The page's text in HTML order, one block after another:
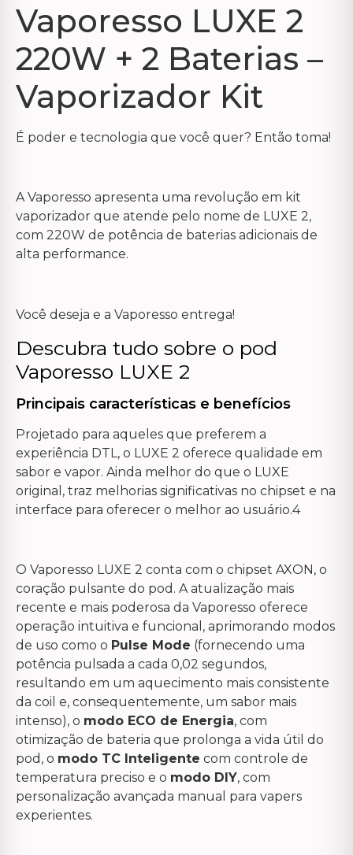
Vaporesso LUXE 2
220W + 2 Baterias –
Vaporizador Kit
É poder e tecnologia que você quer? Então toma!
A Vaporesso apresenta uma revolução em kit
vaporizador que atende pelo nome de LUXE 2,
com 220W de potência de baterias adicionais de
alta performance.
Você deseja e a Vaporesso entrega!
Descubra tudo sobre o pod
Vaporesso LUXE 2
Principais características e benefícios
Projetado para aqueles que preferem a
experiência DTL, o LUXE 2 oferece qualidade em
sabor e vapor. Ainda melhor do que o LUXE
original, traz melhorias significativas no chipset e na
interface para oferecer o melhor ao usuário.4
O Vaporesso LUXE 2 conta com o chipset AXON, o
coração pulsante do pod. A atualização mais
recente e mais poderosa da Vaporesso oferece
operação intuitiva e funcional, aprimorando modos
de uso como o Pulse Mode (fornecendo uma
potência pulsada a cada 0,02 segundos,
resultando em um aquecimento mais consistente
da coil e, consequentemente, um sabor mais
intenso), o modo ECO de Energia, com
otimização de bateria que prolonga a vida útil do
pod, o modo TC Inteligente com controle de
temperatura preciso e o modo DIY, com
personalização avançada manual para vapers
experientes.